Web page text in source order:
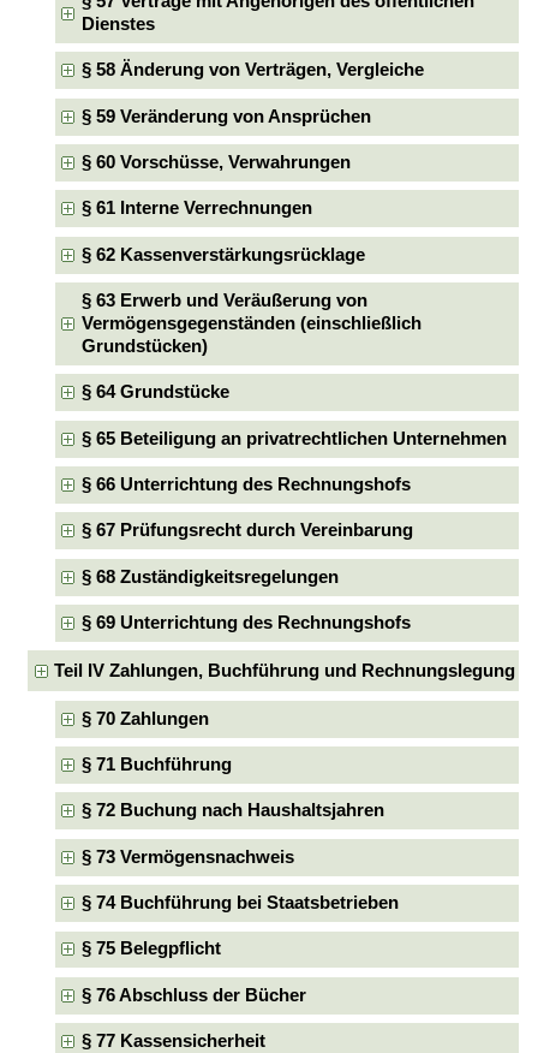
Dienstes
§ 58 Änderung von Verträgen, Vergleiche
§ 59 Veränderung von Ansprüchen
§ 60 Vorschüsse, Verwahrungen
§ 61 Interne Verrechnungen
§ 62 Kassenverstärkungsrücklage
§ 63 Erwerb und Veräußerung von
Vermögensgegenständen (einschließlich
Grundstücken)
§ 64 Grundstücke
§ 65 Beteiligung an privatrechtlichen Unternehmen
§ 66 Unterrichtung des Rechnungshofs
§ 67 Prüfungsrecht durch Vereinbarung
§ 68 Zuständigkeitsregelungen
§ 69 Unterrichtung des Rechnungshofs
Teil IV Zahlungen, Buchführung und Rechnungslegung
§ 70 Zahlungen
§ 71 Buchführung
§ 72 Buchung nach Haushaltsjahren
§ 73 Vermögensnachweis
§ 74 Buchführung bei Staatsbetrieben
§ 75 Belegpflicht
§ 76 Abschluss der Bücher
§ 77 Kassensicherheit